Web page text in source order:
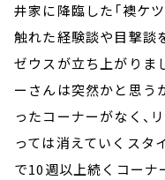
井家に降臨した「襖ケ
触れた経験談や目撃談
ゼウスが立ち上がりま
ーさんは突然かと思う
ったコーナーがなく、
っては消えていくスタ
で10週以上続くコーナ